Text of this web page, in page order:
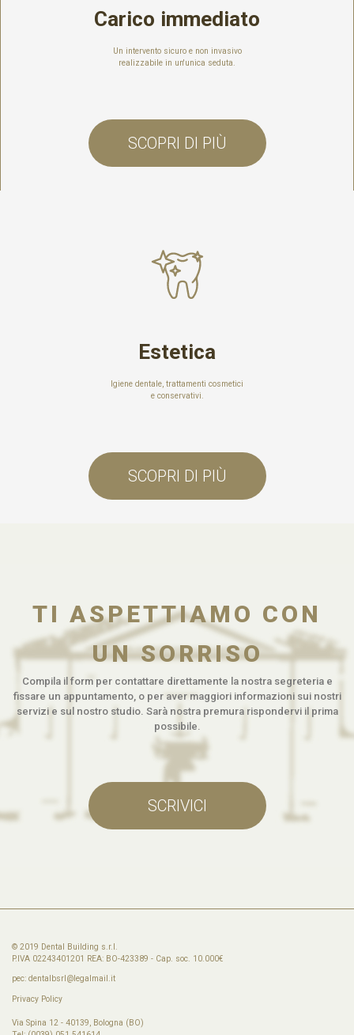
Carico immediato
Un intervento sicuro e non invasivo
realizzabile in un'unica seduta.
SCOPRI DI PIÙ
Estetica
Igiene dentale, trattamenti cosmetici
e conservativi.
SCOPRI DI PIÙ
TI ASPETTIAMO CON
UN SORRISO
Compila il form per contattare direttamente la nostra segreteria e
fissare un appuntamento, o per aver maggiori informazioni sui nostri
servizi e sul nostro studio. Sarà nostra premura rispondervi il prima
possibile.
SCRIVICI
© 2019 Dental Building s.r.l.
P.IVA 02243401201 REA: BO-423389 - Cap. soc. 10.000€
pec: dentalbsrl@legalmail.it
Privacy Policy
Via Spina 12 - 40139, Bologna (BO)